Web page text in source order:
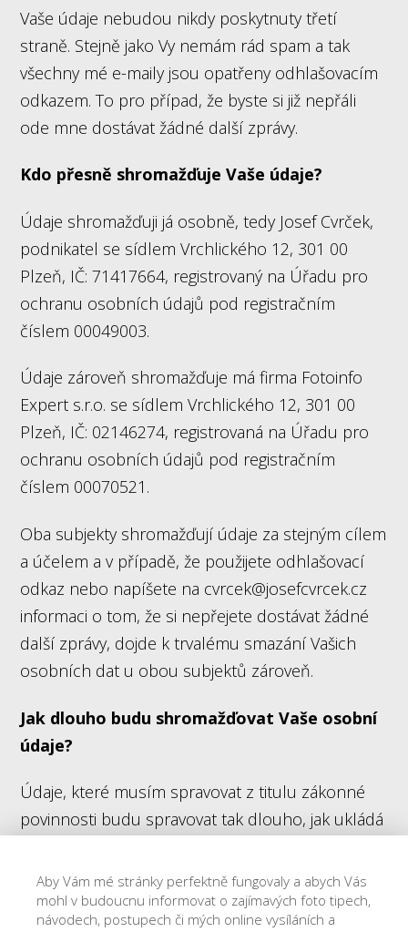
Vaše údaje nebudou nikdy poskytnuty třetí
straně. Stejně jako Vy nemám rád spam a tak
všechny mé e-maily jsou opatřeny odhlašovacím
odkazem. To pro případ, že byste si již nepřáli
ode mne dostávat žádné další zprávy.
Kdo přesně shromažďuje Vaše údaje?
Údaje shromažďuji já osobně, tedy Josef Cvrček,
podnikatel se sídlem Vrchlického 12, 301 00
Plzeň, IČ: 71417664, registrovaný na Úřadu pro
ochranu osobních údajů pod registračním
číslem 00049003.
Údaje zároveň shromažďuje má firma Fotoinfo
Expert s.r.o. se sídlem Vrchlického 12, 301 00
Plzeň, IČ: 02146274, registrovaná na Úřadu pro
ochranu osobních údajů pod registračním
číslem 00070521.
Oba subjekty shromažďují údaje za stejným cílem
a účelem a v případě, že použijete odhlašovací
odkaz nebo napíšete na cvrcek@josefcvrcek.cz
informaci o tom, že si nepřejete dostávat žádné
další zprávy, dojde k trvalému smazání Vašich
osobních dat u obou subjektů zároveň.
Jak dlouho budu shromažďovat Vaše osobní
údaje?
Údaje, které musím spravovat z titulu zákonné
povinnosti budu spravovat tak dlouho, jak ukládá
nebo do Vašeho odvolání, podle toho, co
nastane dříve. Chci, aby Vám mé články, návody,
Aby Vám mé stránky perfektně fungovaly a abych Vás
mohl v budoucnu informovat o zajímavých foto tipech,
návodech, postupech či mých online vysíláních a